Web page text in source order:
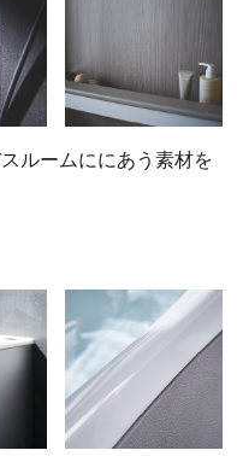
ルームににあう素材を